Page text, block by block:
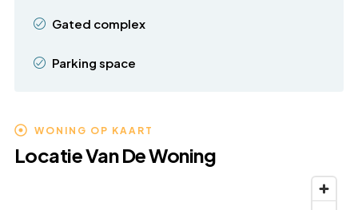
Gated complex
Parking space
WONING OP KAART
Locatie Van De Woning